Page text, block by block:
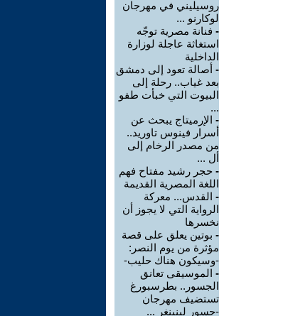
روسيليني في مهرجان
لوكارنو ...
- فنانة مصرية توجّه
استغاثة عاجلة لوزارة
الداخلية
- أصالة تعود إلى دمشق
بعد غياب.. رحلة إلى
البيوت التي خبأت طفو
...
- الإرميتاج يبحث عن
أسرار فينوس تاوريد..
من مصدر الرخام إلى
أل ...
- حجر رشيد مفتاح فهم
اللغة المصرية القديمة
- القدس... معركة
الرواية التي لا يجوز أن
نخسرها
- بوتين يعلق على قصة
مؤثرة من يوم النصر:
-وسيكون هناك حليب-
- الموسيقى تعانق
الجسور.. بطرسبورغ
تستضيف مهرجان
-جسور لينينغر ...